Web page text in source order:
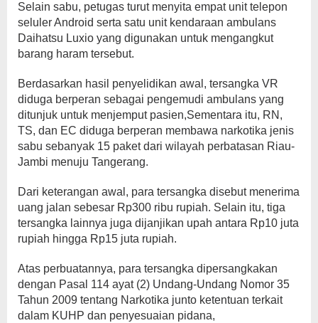
Selain sabu, petugas turut menyita empat unit telepon
seluler Android serta satu unit kendaraan ambulans
Daihatsu Luxio yang digunakan untuk mengangkut
barang haram tersebut.
Berdasarkan hasil penyelidikan awal, tersangka VR
diduga berperan sebagai pengemudi ambulans yang
ditunjuk untuk menjemput pasien,Sementara itu, RN,
TS, dan EC diduga berperan membawa narkotika jenis
sabu sebanyak 15 paket dari wilayah perbatasan Riau-
Jambi menuju Tangerang.
Dari keterangan awal, para tersangka disebut menerima
uang jalan sebesar Rp300 ribu rupiah. Selain itu, tiga
tersangka lainnya juga dijanjikan upah antara Rp10 juta
rupiah hingga Rp15 juta rupiah.
Atas perbuatannya, para tersangka dipersangkakan
dengan Pasal 114 ayat (2) Undang-Undang Nomor 35
Tahun 2009 tentang Narkotika junto ketentuan terkait
dalam KUHP dan penyesuaian pidana,